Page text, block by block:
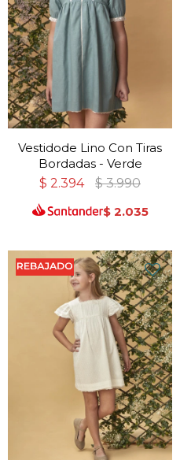
Vestidode Lino Con Tiras
Bordadas - Verde
$ 2.394 $ 3.990
$ 2.035